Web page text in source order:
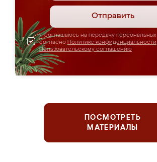
Отправить
Я соглашаюсь на передачу
согласно Политике конфиденциальности
Пользовательскому соглашению
ПОСМОТРЕТЬ
МАТЕРИАЛЫ